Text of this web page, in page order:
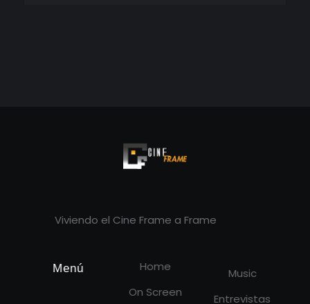
Viviendo el Cine Frame a Frame
Menú
Home
On Screen
Music
Entrevistas